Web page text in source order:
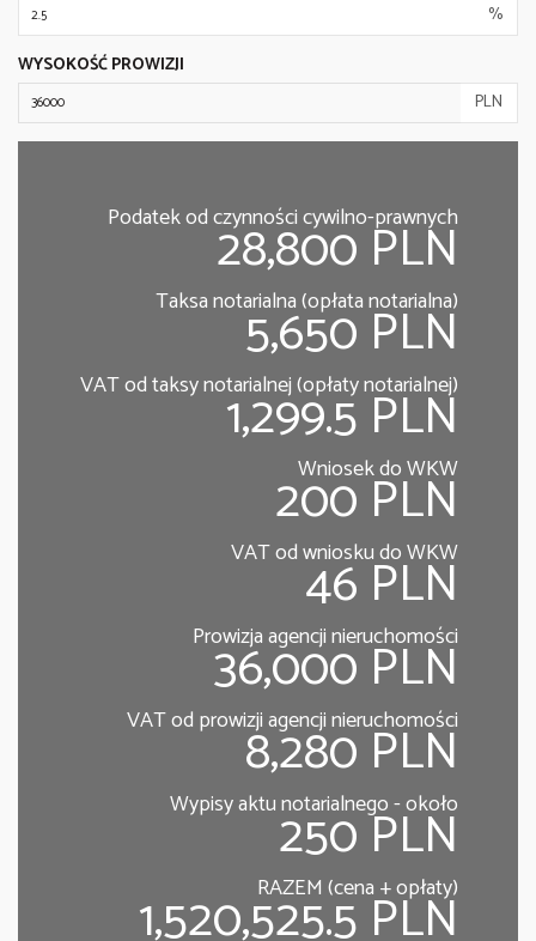
%
WYSOKOŚĆ PROWIZJI
PLN
Podatek od czynności cywilno-prawnych
28,800 PLN
Taksa notarialna (opłata notarialna)
5,650 PLN
VAT od taksy notarialnej (opłaty notarialnej)
1,299.5 PLN
Wniosek do WKW
200 PLN
VAT od wniosku do WKW
46 PLN
Prowizja agencji nieruchomości
36,000 PLN
VAT od prowizji agencji nieruchomości
8,280 PLN
Wypisy aktu notarialnego - około
250 PLN
RAZEM (cena + opłaty)
1,520,525.5 PLN